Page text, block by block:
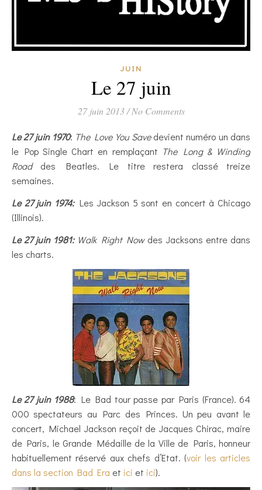
JUIN
Le 27 juin
27 juin 2013/ No Comments
Le 27 juin 1970: The Love You Savedevient numéro un dans
le Pop Single Chart en remplaçant The Long & Winding
Road des Beatles. Le titre restera classé treize
semaines.
Le 27 juin 1974:Les Jackson 5 sont en concert à Chicago
(Illinois).
Le 27 juin 1981: Walk Right Now des Jacksons entre dans
les charts.
Le 27 juin 1988: Le Bad tour passe par Paris (France). 64
000 spectateurs au Parc des Princes. Un peu avant le
concert, Michael Jackson reçoit de Jacques Chirac, maire
de Paris, le Grande Médaille de la Ville de Paris, honneur
habituellement réservé aux chefs d’Etat. (voir les articles
dans la section Bad Era et ici et ici).